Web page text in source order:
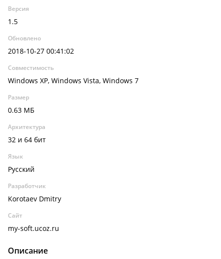
Версия
1.5
Обновлено
2018-10-27 00:41:02
Совместимость
Windows XP, Windows Vista, Windows 7
Размер
0.63 МБ
Архитектура
32 и 64 бит
Язык
Русский
Разработчик
Korotaev Dmitry
Сайт
my-soft.ucoz.ru
Описание